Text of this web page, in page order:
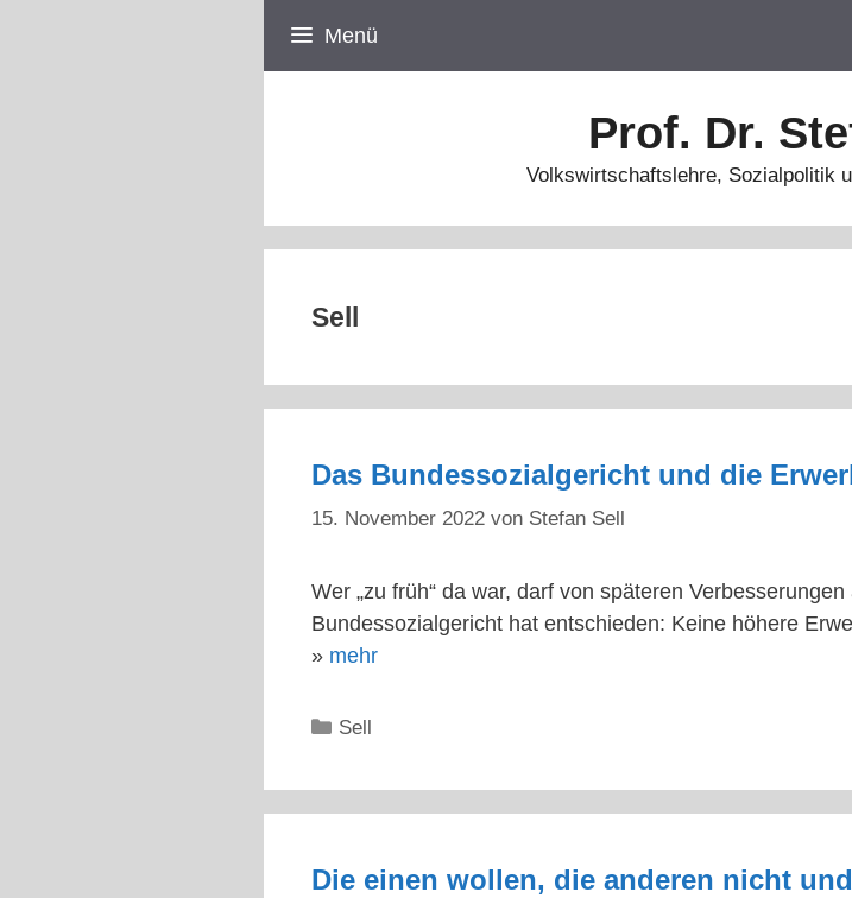
Menü
Prof. Dr.
Volkswirtschaftslehre, Sozialpolitik
Sell
Das Bundessozialgericht und die
15. November 2022 von Stefan Sell
Wer „zu früh“ da war, darf von späteren
Bundessozialgericht hat entschieden: Keine höhere
» mehr
Kategorien
Sell
Die einen wollen, die anderen nicht